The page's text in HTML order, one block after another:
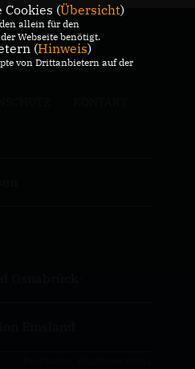
(Übersicht)
allein für den
Webseite benötigt.
(Hinweis)
von Drittanbietern auf der